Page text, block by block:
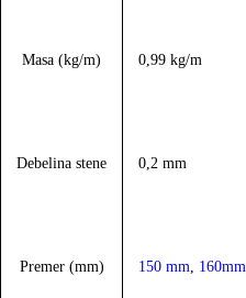
Masa (kg/m) 0,99 kg/m
Debelina stene 0,2 mm
Premer (mm) 150 mm 160mm